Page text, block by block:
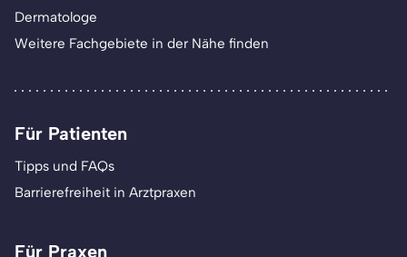
Dermatologe
Weitere Fachgebiete in der Nähe finden
Für Patienten
Tipps und FAQs
Barrierefreiheit in Arztpraxen
Für Praxen